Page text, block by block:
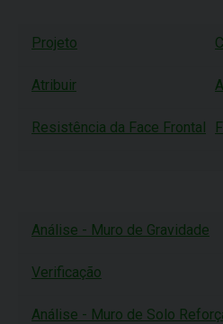
Projeto
Atribuir
Resistência da Face Frontal
Análise - Muro de Gravidade
Verificação
Análise - Muro de Solo